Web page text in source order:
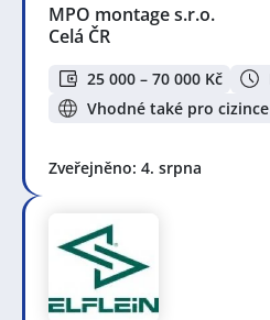
MPO montage s.r.o.
Celá ČR
25 000 – 70 000 Kč
Vhodné také pro cizince
Zveřejněno: 4. srpna